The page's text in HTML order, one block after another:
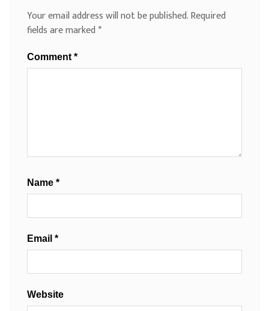
Your email address will not be published.Required
fields are marked*
Comment *
Name *
Email *
Website